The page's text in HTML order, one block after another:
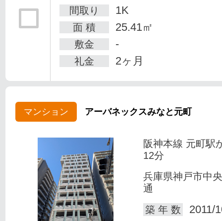
間取り
1K
面 積 25.41㎡
敷金 -
礼金 2ヶ月
マンション アーバネックスみなと元町
阪神本線 元町駅
12分
兵庫県神戸市中
通
築 年 数
2011/